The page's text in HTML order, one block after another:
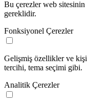
Bu çerezler web
gereklidir.
Fonksiyonel Çerezler
Gelişmiş özellikler ve
tercihi, tema seçimi gibi.
Analitik Çerezler